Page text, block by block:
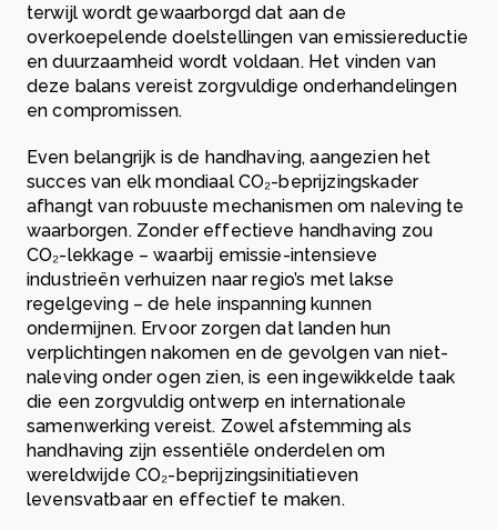
terwijl wordt gewaarborgd dat aan de
overkoepelende doelstellingen van emissiereductie
en duurzaamheid wordt voldaan. Het vinden van
deze balans vereist zorgvuldige onderhandelingen
en compromissen.
Even belangrijk is de handhaving, aangezien het
succes van elk mondiaal CO₂-beprijzingskader
afhangt van robuuste mechanismen om naleving te
waarborgen. Zonder effectieve handhaving zou
CO₂-lekkage – waarbij emissie-intensieve
industrieën verhuizen naar regio’s met lakse
regelgeving – de hele inspanning kunnen
ondermijnen. Ervoor zorgen dat landen hun
verplichtingen nakomen en de gevolgen van niet-
naleving onder ogen zien, is een ingewikkelde taak
die een zorgvuldig ontwerp en internationale
samenwerking vereist. Zowel afstemming als
handhaving zijn essentiële onderdelen om
wereldwijde CO₂-beprijzingsinitiatieven
levensvatbaar en effectief te maken.